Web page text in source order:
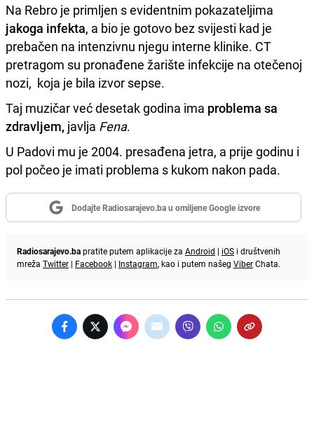
Na Rebro je primljen s evidentnim pokazateljima
jakoga infekta, a bio je gotovo bez svijesti kad je
prebačen na intenzivnu njegu interne klinike. CT
pretragom su pronađene žarište infekcije na otečenoj
nozi, koja je bila izvor sepse.
Taj muzičar već desetak godina ima problema sa
zdravljem, javlja Fena.
U Padovi mu je 2004. presađena jetra, a prije godinu i
pol počeo je imati problema s kukom nakon pada.
Dodajte Radiosarajevo.ba u omiljene Google izvore
Radiosarajevo.bapratite putem aplikacije za Android | iOS i društvenih
mreža Twitter | Facebook | Instagram, kao i putem našeg ViberChata.